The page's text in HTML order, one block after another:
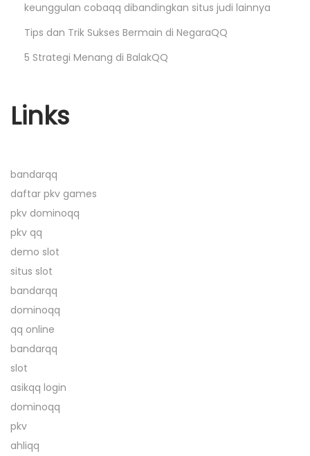
a
n
P
r
i
n
s
i
p
K
e
a
d
i
l
keunggulan cobaqq dibandingkan situs judi lainnya
Tips dan Trik Sukses Bermain di NegaraQQ
5 Strategi Menang di BalakQQ
Links
bandarqq
daftar pkv games
pkv dominoqq
pkv qq
demo slot
situs slot
bandarqq
dominoqq
qq online
bandarqq
slot
asikqq login
dominoqq
pkv
ahliqq